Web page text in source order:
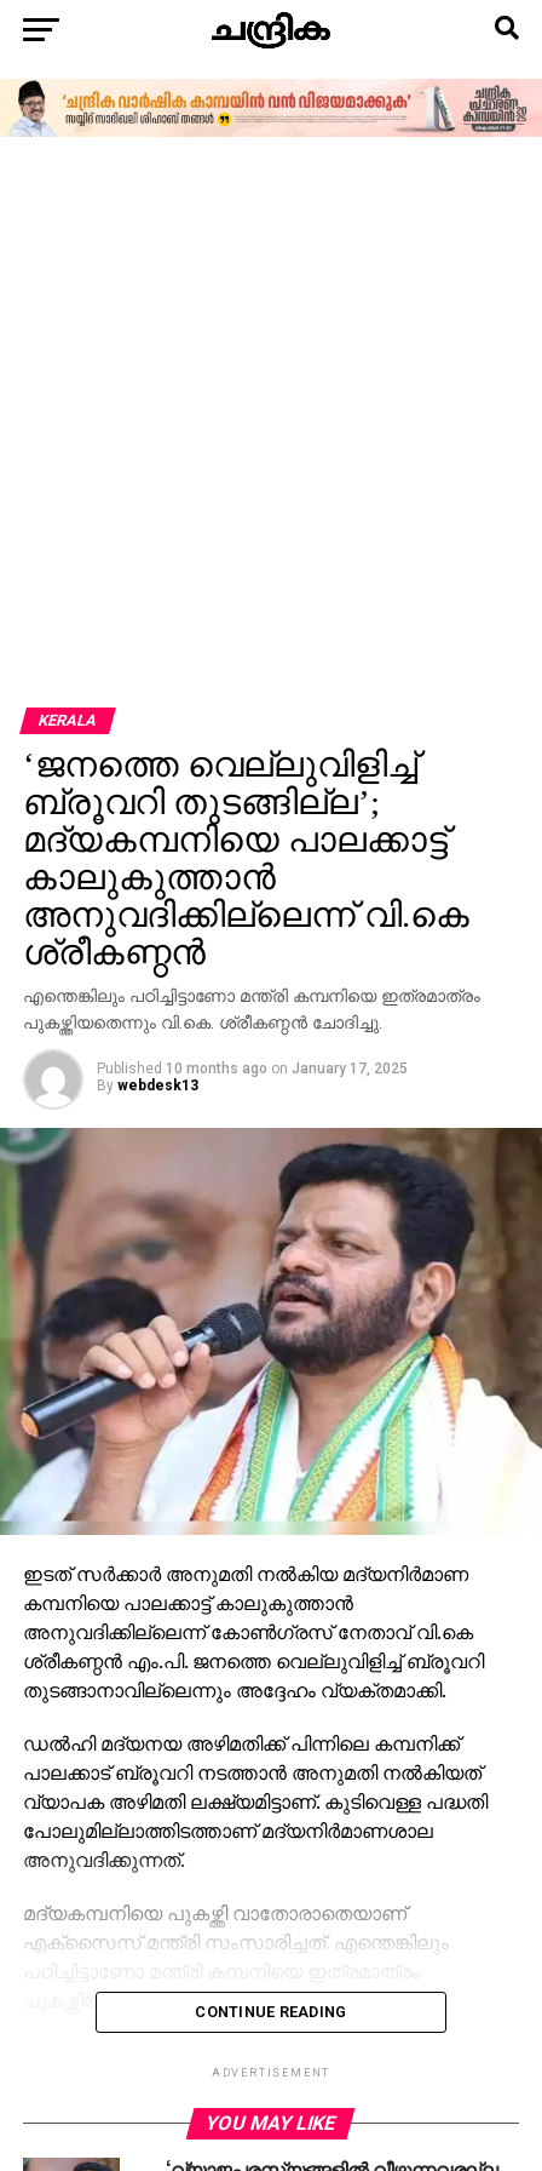
KERALA
‘ജനത്തെ വെല്ലുവിളിച്ച്
ബ്രൂവറി തുടങ്ങില്ല’;
മദ്യകമ്പനിയെ പാലക്കാട്ട്
കാലുകുത്താൻ
അനുവദിക്കില്ലെന്ന് വി.കെ
ശ്രീകണ്ഠൻ
എന്തെങ്കിലും പഠിച്ചിട്ടാണോ മന്ത്രി കമ്പനിയെ ഇത്രമാത്രം
പുകഴ്ത്തിയതെന്നും വി.കെ. ശ്രീകണ്ഠൻ ചോദിച്ചു.
Published 10 months ago on January 17, 2025
By webdesk13
ഇടത് സർക്കാർ അനുമതി നൽകിയ മദ്യനിർമാണ
കമ്പനിയെ പാലക്കാട്ട് കാലുകുത്താൻ
അനുവദിക്കില്ലെന്ന് കോൺഗ്രസ് നേതാവ് വി.കെ
ശ്രീകണ്ഠൻ എം.പി. ജനത്തെ വെല്ലുവിളിച്ച് ബ്രൂവറി
തുടങ്ങാനാവില്ലെന്നും അദ്ദേഹം വ്യക്തമാക്കി.
ഡൽഹി മദ്യനയ അഴിമതിക്ക് പിന്നിലെ കമ്പനിക്ക്
പാലക്കാട് ബ്രൂവറി നടത്താൻ അനുമതി നൽകിയത്
വ്യാപക അഴിമതി ലക്ഷ്യമിട്ടാണ്. കുടിവെള്ള പദ്ധതി
പോലുമില്ലാത്തിടത്താണ് മദ്യനിർമാണശാല
അനുവദിക്കുന്നത്.
മദ്യകമ്പനിയെ പുകഴ്ത്തി വാതോരാതെയാണ്
എക്സൈസ് മന്ത്രി സംസാരിച്ചത്. എന്തെങ്കിലും
പുകഴ്ത്തിയതെന്നും വി.കെ. ശ്രീകണ്ഠൻ ചോദിച്ചു.
കൊല്ലുകയാണ് സംസ്ഥാന സർക്കാരെന്നും
വർധിക്കുന്ന കുറ്റകൃത്യങ്ങൾക്ക് പിന്നിലെല്ലാം
മദ്യവും മയക്കുമരുന്നുമാണെന്നും വി.കെ. ശ്രീകണ്ഠൻ
CONTINUE READING
ADVERTISEMENT
YOU MAY LIKE